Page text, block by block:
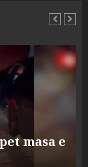
me
reja
jepet
për 5 të rinjtë
fluturojnë
lagje të
publikon
t